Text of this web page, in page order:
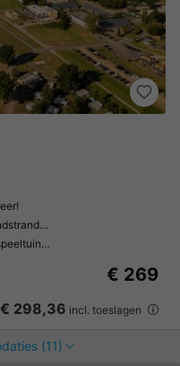
€ 269
€ 298,36 incl. toeslagen
(11)